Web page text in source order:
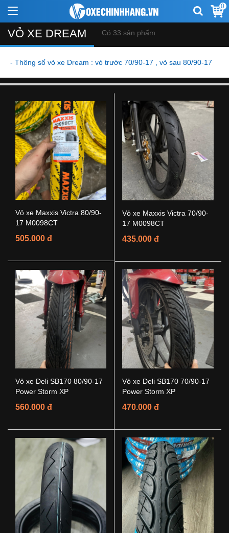
0
VỎ XE DREAM Có 33 sản phẩm
- Thông số vỏ xe Dream : vỏ trước 70/90-17 , vỏ sau 80/90-17
Vỏ xe Maxxis Victra 80/90-
17 M0098CT
505.000 đ
Vỏ xe Maxxis Victra 70/90-
17 M0098CT
435.000 đ
Vỏ xe Deli SB170 80/90-17
Power Storm XP
560.000 đ
Vỏ xe Deli SB170 70/90-17
Power Storm XP
470.000 đ